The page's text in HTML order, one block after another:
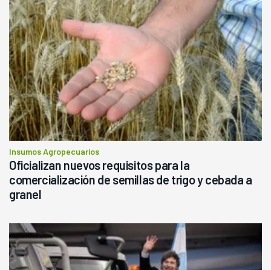
Insumos Agropecuarios
Oficializan nuevos requisitos para la
comercialización de semillas de trigo y cebada a
granel